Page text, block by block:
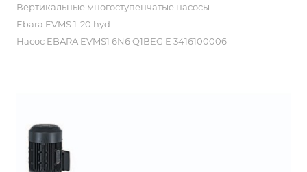
Вертикальные многоступенчатые насосы —
Ebara EVMS 1-20 hyd —
Насос EBARA EVMS1 6N6 Q1BEG E 3416100006